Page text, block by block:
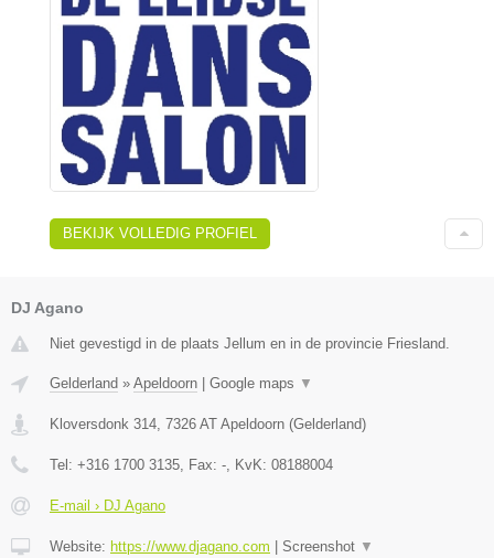
BEKIJK VOLLEDIG PROFIEL
DJ Agano
Niet gevestigd in de plaats Jellum en in de provincie Friesland.
Gelderland » Apeldoorn | Google maps ▼
Kloversdonk 314 7326 AT Apeldoorn (Gelderland)
Tel: +316 1700 3135 , Fax: - , KvK: 08188004
E-mail › DJ Agano
Website: https://www.djagano.com | Screenshot ▼